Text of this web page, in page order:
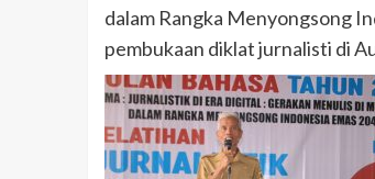
dalam Rangka Menyongsong
pembukaan diklat jurnalisti di